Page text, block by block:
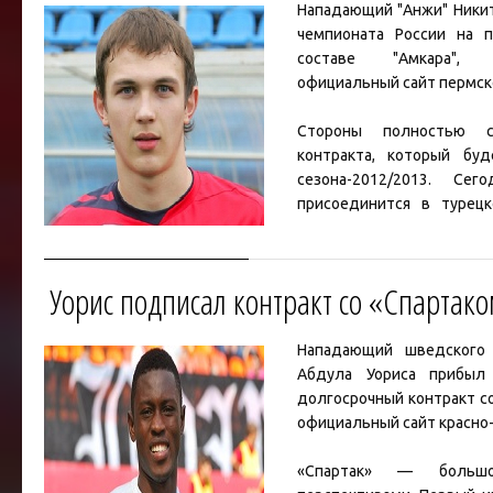
Нападающий "Анжи"
чемпионата России на
составе "Амкара",
официальный сайт
Стороны полностью
контракта, который
сезона-2012/2013.
присоединится в
Читать дальше »
Уорис подписал контракт со
Нападающий
Абдула Уориса прибыл
долгосрочный контракт
официальный сайт
«Спартак» —